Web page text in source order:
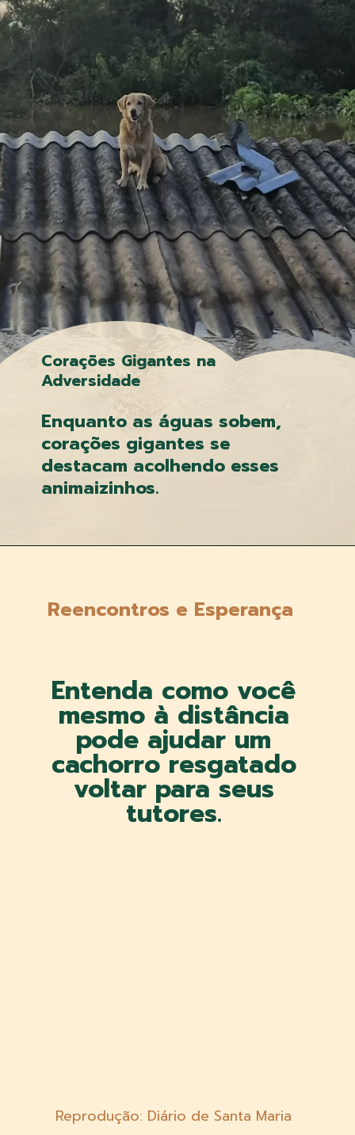
Corações Gigantes na
Adversidade
Enquanto as águas sobem,
corações gigantes se
destacam acolhendo esses
animaizinhos.
Entenda como você
mesmo à distância
pode ajudar um
cachorro resgatado
voltar para seus
tutores.
Reencontros e Esperança
Reprodução: Diário de Santa Maria